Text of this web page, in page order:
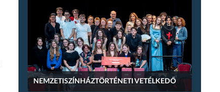
NEMZETISZÍNHÁZTÖRTÉNETI VETÉLKEDŐ